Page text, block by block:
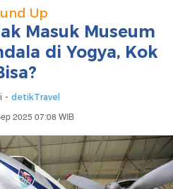
Up
Masuk Museum
di Yogya, Kok
- detikTravel
2025 07:08 WIB